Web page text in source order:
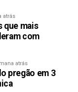
2022
atrás
que mais
com
atrás
pregão em 3